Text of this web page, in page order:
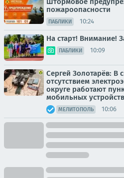
пожароопасности
ПАБЛИКИ 10:24
На старт! Внимание!
ПАБЛИКИ 10:09
Сергей Золотарёв: В
отсутствием
округе работают
мобильных устройств
МЕЛИТОПОЛЬ 10:06